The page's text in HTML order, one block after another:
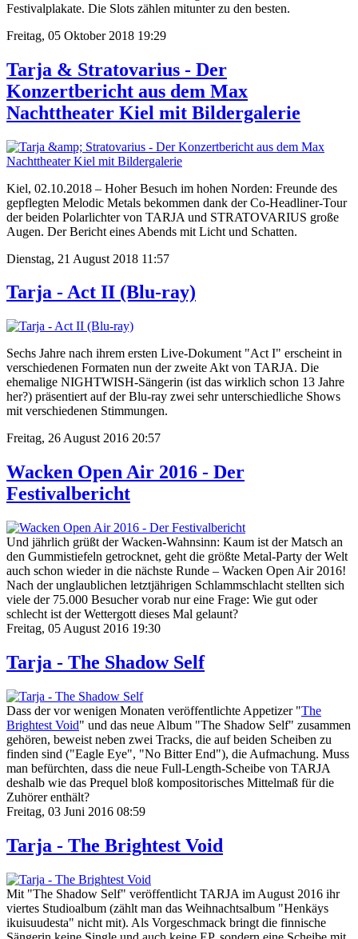
Festivalplakate. Die Slots zählen mitunter zu den besten.
Freitag, 05 Oktober 2018 19:29
Tarja & Stratovarius - Der
Konzertbericht aus dem Max
Nachttheater Kiel mit Bildergalerie
Kiel, 02.10.2018 – Hoher Besuch im hohen Norden: Freunde des
gepflegten Melodic Metals bekommen dank der Co-Headliner-Tour
der beiden Polarlichter von TARJA und STRATOVARIUS große
Augen. Der Bericht eines Abends mit Licht und Schatten.
Dienstag, 21 August 2018 11:57
Tarja - Act II (Blu-ray)
Sechs Jahre nach ihrem ersten Live-Dokument "Act I" erscheint in
verschiedenen Formaten nun der zweite Akt von TARJA. Die
ehemalige NIGHTWISH-Sängerin (ist das wirklich schon 13 Jahre
her?) präsentiert auf der Blu-ray zwei sehr unterschiedliche Shows
mit verschiedenen Stimmungen.
Freitag, 26 August 2016 20:57
Wacken Open Air 2016 - Der
Festivalbericht
Und jährlich grüßt der Wacken-Wahnsinn: Kaum ist der Matsch an
den Gummistiefeln getrocknet, geht die größte Metal-Party der Welt
auch schon wieder in die nächste Runde – Wacken Open Air 2016!
Nach der unglaublichen letztjährigen Schlammschlacht stellten sich
viele der 75.000 Besucher vorab nur eine Frage: Wie gut oder
schlecht ist der Wettergott dieses Mal gelaunt?
Freitag, 05 August 2016 19:30
Tarja - The Shadow Self
Dass der vor wenigen Monaten veröffentlichte Appetizer "The
Brightest Void" und das neue Album "The Shadow Self" zusammen
gehören, beweist neben zwei Tracks, die auf beiden Scheiben zu
finden sind ("Eagle Eye", "No Bitter End"), die Aufmachung. Muss
man befürchten, dass die neue Full-Length-Scheibe von TARJA
deshalb wie das Prequel bloß kompositorisches Mittelmaß für die
Zuhörer enthält?
Freitag, 03 Juni 2016 08:59
Tarja - The Brightest Void
Mit "The Shadow Self" veröffentlicht TARJA im August 2016 ihr
viertes Studioalbum (zählt man das Weihnachtsalbum "Henkäys
ikuisuudesta" nicht mit). Als Vorgeschmack bringt die finnische